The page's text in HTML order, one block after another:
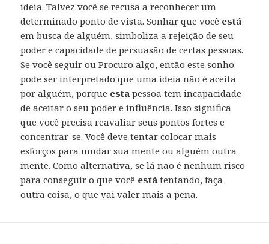
ideia. Talvez você se recusa a reconhecer um
determinado ponto de vista. Sonhar que você está
em busca de alguém, simboliza a rejeição de seu
poder e capacidade de persuasão de certas pessoas.
Se você seguir ou Procuro algo, então este sonho
pode ser interpretado que uma ideia não é aceita
por alguém, porque esta pessoa tem incapacidade
de aceitar o seu poder e influência. Isso significa
que você precisa reavaliar seus pontos fortes e
concentrar-se. Você deve tentar colocar mais
esforços para mudar sua mente ou alguém outra
mente. Como alternativa, se lá não é nenhum risco
para conseguir o que você está tentando, faça
outra coisa, o que vai valer mais a pena.